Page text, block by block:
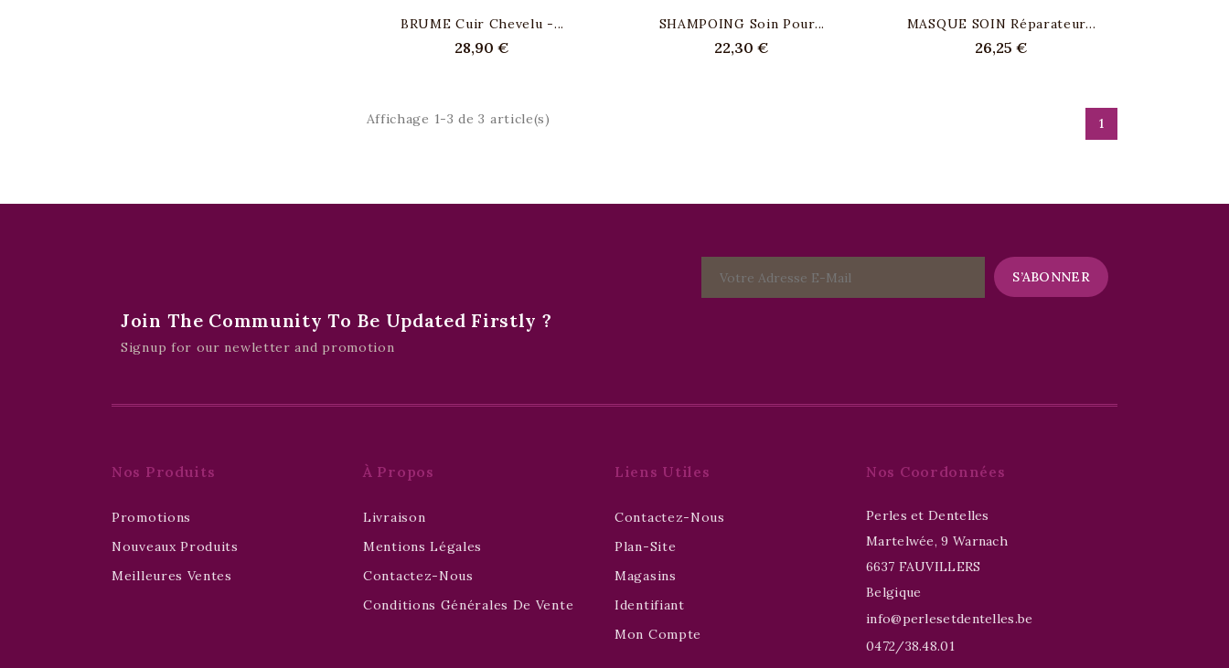
BRUME Cuir Chevelu -...
28,90 €
SHAMPOING Soin Pour...
22,30 €
MASQUE SOIN Réparateur...
26,25 €
Affichage 1-3 de 3 article(s) 1
Join The Community To Be Updated Firstly ?
Signup for our newletter and promotion
Nos Produits
Promotions
Nouveaux Produits
Meilleures Ventes
À Propos
Livraison
Mentions Légales
Contactez-Nous
Conditions Générales De Vente
Liens Utiles
Contactez-Nous
Plan-Site
Magasins
Identifiant
Mon Compte
Nos Coordonnées
Perles et Dentelles
Martelwée, 9 Warnach
6637 FAUVILLERS
Belgique
info@perlesetdentelles.be
0472/38.48.01